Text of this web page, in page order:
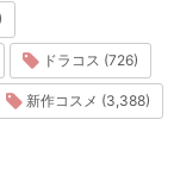
ドラコス (726)
新作コスメ (3,388)